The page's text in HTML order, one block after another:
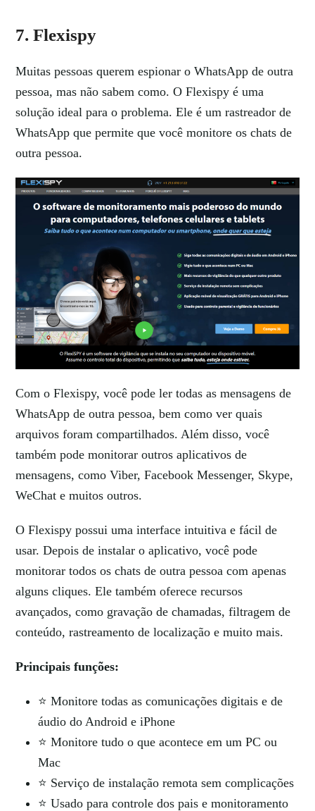
7. Flexispy
Muitas pessoas querem espionar o WhatsApp de outra
pessoa, mas não sabem como. O Flexispy é uma
solução ideal para o problema. Ele é um rastreador de
WhatsApp que permite que você monitore os chats de
outra pessoa.
Com o Flexispy, você pode ler todas as mensagens de
WhatsApp de outra pessoa, bem como ver quais
arquivos foram compartilhados. Além disso, você
também pode monitorar outros aplicativos de
mensagens, como Viber, Facebook Messenger, Skype,
WeChat e muitos outros.
O Flexispy possui uma interface intuitiva e fácil de
usar. Depois de instalar o aplicativo, você pode
monitorar todos os chats de outra pessoa com apenas
alguns cliques. Ele também oferece recursos
avançados, como gravação de chamadas, filtragem de
conteúdo, rastreamento de localização e muito mais.
Principais funções:
⭐ Monitore todas as comunicações digitais e de
áudio do Android e iPhone
⭐ Monitore tudo o que acontece em um PC ou
Mac
⭐ Serviço de instalação remota sem complicações
⭐ Usado para controle dos pais e monitoramento